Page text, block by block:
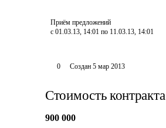
Приём предложений
с 01.03.13, 14:01 по 11.03.13, 14:01
0 Создан 5 мар 2013
Стоимость контракта
900 000